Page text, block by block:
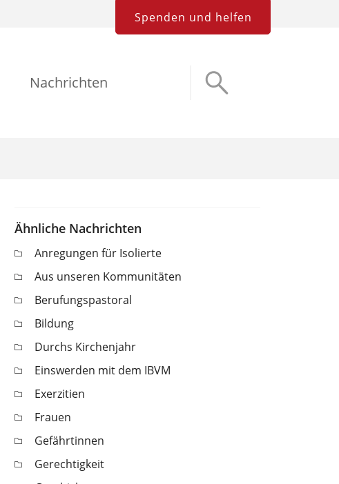
Spenden und helfen
Nachrichten
Ähnliche Nachrichten
Anregungen für Isolierte
Aus unseren Kommunitäten
Berufungspastoral
Bildung
Durchs Kirchenjahr
Einswerden mit dem IBVM
Exerzitien
Frauen
Gefährtinnen
Gerechtigkeit